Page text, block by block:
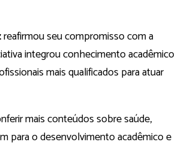
reafirmou seu compromisso com a
integrou conhecimento acadêmico
mais qualificados para atuar
mais conteúdos sobre saúde,
para o desenvolvimento acadêmico e